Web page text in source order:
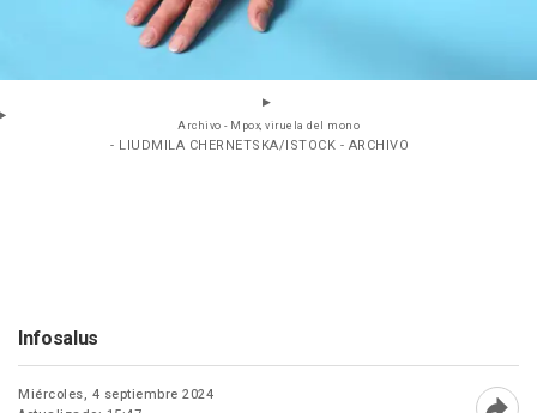
Archivo - Mpox, viruela del mono
- LIUDMILA CHERNETSKA/ISTOCK - ARCHIVO
Infosalus
Miércoles, 4 septiembre 2024